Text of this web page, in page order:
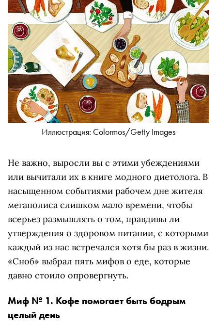
Иллюстрация: Colormos/Getty Images
Не важно, выросли вы с этими убеждениями
или вычитали их в книге модного диетолога. В
насыщенном событиями рабочем дне жителя
мегаполиса слишком мало времени, чтобы
всерьез размышлять о том, правдивы ли
утверждения о здоровом питании, с которыми
каждый из нас встречался хотя бы раз в жизни.
«Сноб» выбрал пять мифов о еде, которые
давно стоило опровергнуть.
Миф № 1. Кофе помогает быть бодрым
целый день